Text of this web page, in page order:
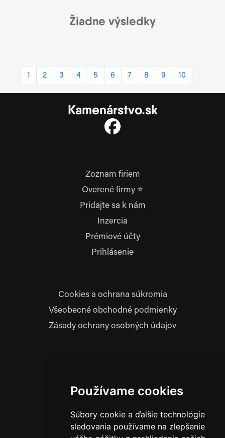
Používame cookies
Súbory cookie a ďalšie technológie
sledovania používame na zlepšenie
Žiadne výsledky
1 2 3 4 5 6 7 8 9 10
Kamenárstvo.sk
Zoznam firiem
Overené firmy ⭐
Pridajte sa k nám
Inzercia
Prémiové účty
Prihlásenie
Cookies a ochrana súkromia
Všeobecné obchodné podmienky
Zásady ochrany osobných údajov
Hliník nad Váhom 334
IČO: 52600998
DIČ: 2121076738